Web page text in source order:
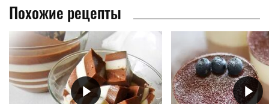
Похожие рецепты